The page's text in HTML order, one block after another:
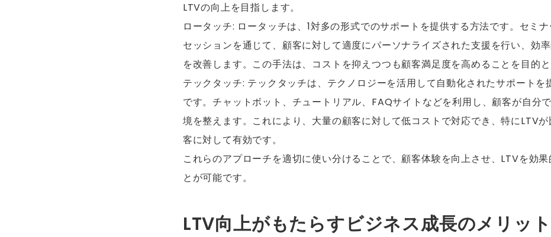
LTVの向上を目指します。
ロータッチ: ロータッチは、1対多の形式でのサポートを提供する方法です。セミ
セッションを通じて、顧客に対して適度にパーソナライズされた支援を行い、効
を改善します。この手法は、コストを抑えつつも顧客満足度を高めることを目的と
テックタッチ: テックタッチは、テクノロジーを活用して自動化されたサポートを
です。チャットボット、チュートリアル、FAQサイトなどを利用し、顧客が自分
境を整えます。これにより、大量の顧客に対して低コストで対応でき、特にLTV
客に対して有効です。
これらのアプローチを適切に使い分けることで、顧客体験を向上させ、LTVを効果
とが可能です。
LTV向上がもたらすビジネス成長のメリット